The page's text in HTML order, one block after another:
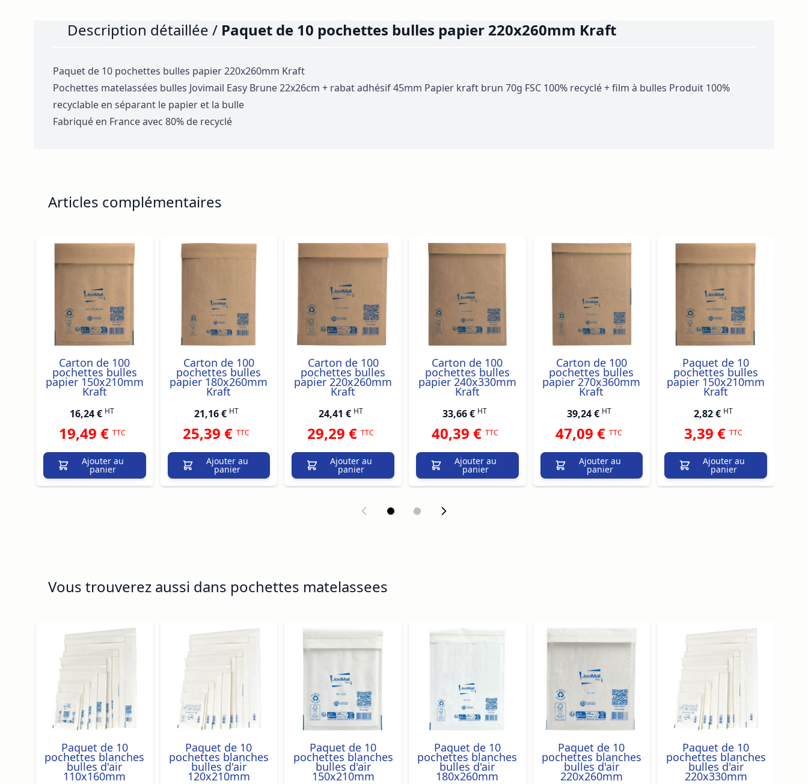
Description détaillée / Paquet de 10 pochettes bulles papier 220x260mm Kraft
Paquet de 10 pochettes bulles papier 220x260mm Kraft
Pochettes matelassées bulles Jovimail Easy Brune 22x26cm + rabat adhésif 45mm Papier kraft brun 70g FSC 100% recyclé + film à bulles Produit 100%
recyclable en séparant le papier et la bulle
Fabriqué en France avec 80% de recyclé
Articles complémentaires
Navigating through the elements of the carousel is possible using the tab key. You can skip the carousel or go straight to carousel navigation using the skip links.
Press to skip carousel
Press to go to carousel navigation
Carton de 100
pochettes bulles
papier 150x210mm
Kraft
16,24 € HT
19,49 € TTC
Ajouter au
panier
Carton de 100
pochettes bulles
papier 180x260mm
Kraft
21,16 € HT
25,39 €TTC
Ajouter au
panier
Carton de 100
pochettes bulles
papier 220x260mm
Kraft
24,41 € HT
29,29 €TTC
Ajouter au
panier
Carton de 100
pochettes bulles
papier 240x330mm
Kraft
33,66 € HT
40,39 € TTC
Ajouter au
panier
Carton de 100
pochettes bulles
papier 270x360mm
Kraft
39,24 € HT
47,09 €TTC
Ajouter au
panier
Paquet de 10
pochettes bulles
papier 150x210mm
Kraft
2,82 € HT
3,39 €TTC
Ajouter au
panier
Vous trouverez aussi dans pochettes matelassees
Navigating through the elements of the carousel is possible using the tab key. You can skip the carousel or go straight to carousel navigation using the skip links.
Press to skip carousel
Press to go to carousel navigation
Paquet de 10
pochettes blanches
bulles d'air
110x160mm
Paquet de 10
pochettes blanches
bulles d'air
120x210mm
Paquet de 10
pochettes blanches
bulles d'air
150x210mm
Paquet de 10
pochettes blanches
bulles d'air
180x260mm
Paquet de 10
pochettes blanches
bulles d'air
220x260mm
Paquet de 10
pochettes blanches
bulles d'air
220x330mm